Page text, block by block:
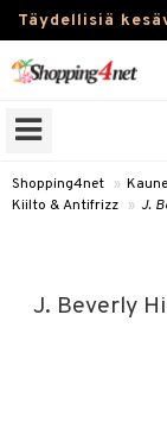
Täydellisiä
Kauneudenhoito
Piilolinssit
Fitness
Shopping4net »
Kiilto & Antifrizz » J.
J. Beverly